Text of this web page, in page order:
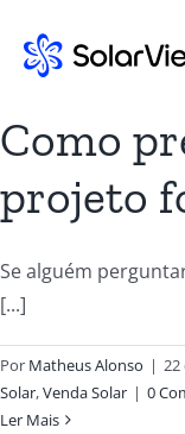
Como
projeto
Se alguém
[...]
Por Matheus Alonso |
Solar,Venda Solar | 0
Ler Mais